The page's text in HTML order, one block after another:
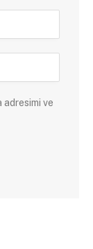
adresimi ve